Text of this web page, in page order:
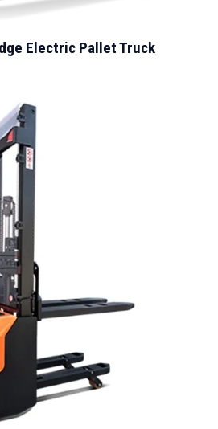
Electric Pallet Truck